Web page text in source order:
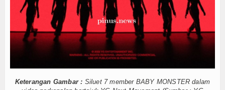
Hukum
Nasional
Cianjur Perkuat Data Pembangunan lewat Sinergi dengan
dan Peran BAZNAS Cianjur dalam Membangun Kepercayaan
Bersertifikat Paling Lambat Tiga Tahun ke Depan
Beras CPPD, Perkuat Ketahanan Pangan di 10 Desa Rawan
Cianjur Pulihkan Nasib Dua Warga Sukajadi
Keterangan Gambar : Siluet 7 member BABY MONSTER dalam